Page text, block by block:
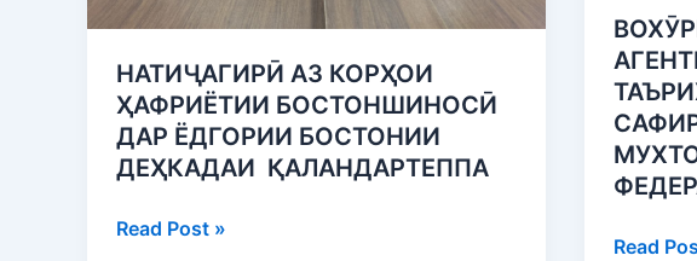
НАТИҶАГИРӢ АЗ КОРҲОИ
ҲАФРИЁТИИ БОСТОНШИНОСӢ
ДАР ЁДГОРИИ БОСТОНИИ
ДЕҲКАДАИ ҚАЛАНДАРТЕППА
Read Post »
ВА
ОЛМОН
Read